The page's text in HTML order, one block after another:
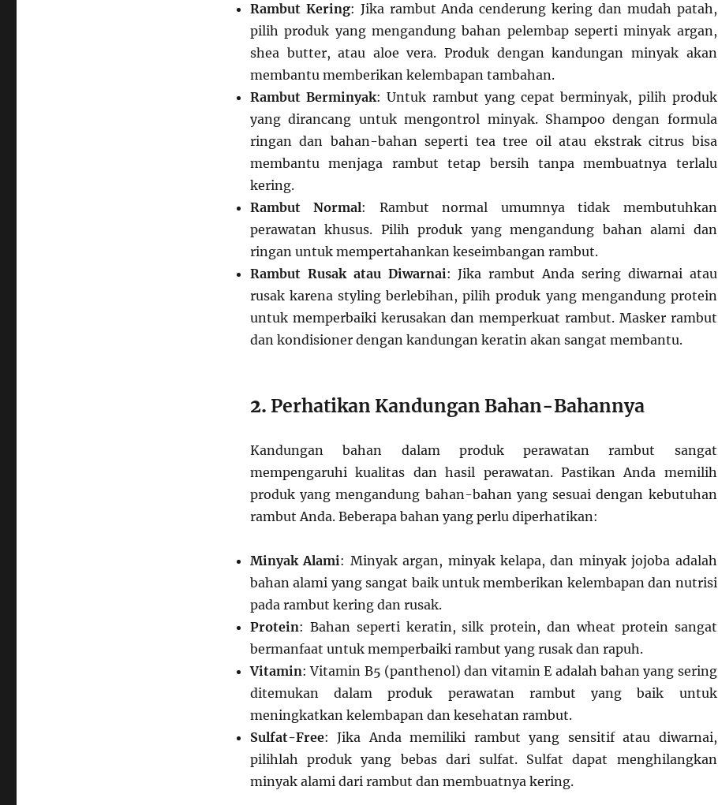
Rambut Kering: Jika rambut Anda cenderung kering dan mudah patah,
pilih produk yang mengandung bahan pelembap seperti minyak argan,
shea butter, atau aloe vera. Produk dengan kandungan minyak akan
membantu memberikan kelembapan tambahan.
Rambut Berminyak: Untuk rambut yang cepat berminyak, pilih produk
yang dirancang untuk mengontrol minyak. Shampoo dengan formula
ringan dan bahan-bahan seperti tea tree oil atau ekstrak citrus bisa
membantu menjaga rambut tetap bersih tanpa membuatnya terlalu
kering.
Rambut Normal: Rambut normal umumnya tidak membutuhkan
perawatan khusus. Pilih produk yang mengandung bahan alami dan
ringan untuk mempertahankan keseimbangan rambut.
Rambut Rusak atau Diwarnai: Jika rambut Anda sering diwarnai atau
rusak karena styling berlebihan, pilih produk yang mengandung protein
untuk memperbaiki kerusakan dan memperkuat rambut. Masker rambut
dan kondisioner dengan kandungan keratin akan sangat membantu.
2. Perhatikan Kandungan Bahan-Bahannya
Kandungan bahan dalam produk perawatan rambut sangat
mempengaruhi kualitas dan hasil perawatan. Pastikan Anda memilih
produk yang mengandung bahan-bahan yang sesuai dengan kebutuhan
rambut Anda. Beberapa bahan yang perlu diperhatikan:
Minyak Alami: Minyak argan, minyak kelapa, dan minyak jojoba adalah
bahan alami yang sangat baik untuk memberikan kelembapan dan nutrisi
pada rambut kering dan rusak.
Protein: Bahan seperti keratin, silk protein, dan wheat protein sangat
bermanfaat untuk memperbaiki rambut yang rusak dan rapuh.
Vitamin: Vitamin B5 (panthenol) dan vitamin E adalah bahan yang sering
ditemukan dalam produk perawatan rambut yang baik untuk
meningkatkan kelembapan dan kesehatan rambut.
Sulfat-Free: Jika Anda memiliki rambut yang sensitif atau diwarnai,
pilihlah produk yang bebas dari sulfat. Sulfat dapat menghilangkan
minyak alami dari rambut dan membuatnya kering.